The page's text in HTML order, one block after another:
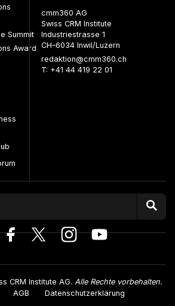
Summit
Award
cmm360 AG
Swiss CRM Institute
Industriestrasse 1
CH–6034 Inwil/Luzern
redaktion@cmm360.ch
T: +41 44 419 22 01
CRM Institute AG. Alle Rechte vorbehalten.
AGB Datenschutzerklärung